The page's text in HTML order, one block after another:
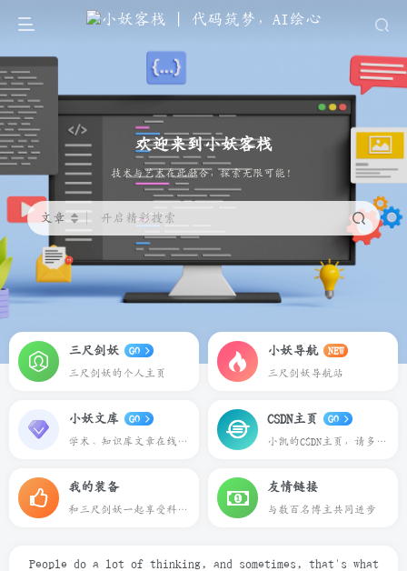
欢迎来到小妖客栈
代码筑梦，AI绘心
文章 开启精彩搜索
三尺剑妖 GO
三尺剑妖的个人主页
小妖导航 NEW
三尺剑妖导航站
小妖文库 GO
学术、知识库文章在线预览下载
CSDN主页 GO
小凯的CSDN主页，请多多关照
我的装备
和三尺剑妖一起享受科技带来的乐趣
友情链接
与数百名博主共同进步
People do a lot of thinking, and sometimes, that's what